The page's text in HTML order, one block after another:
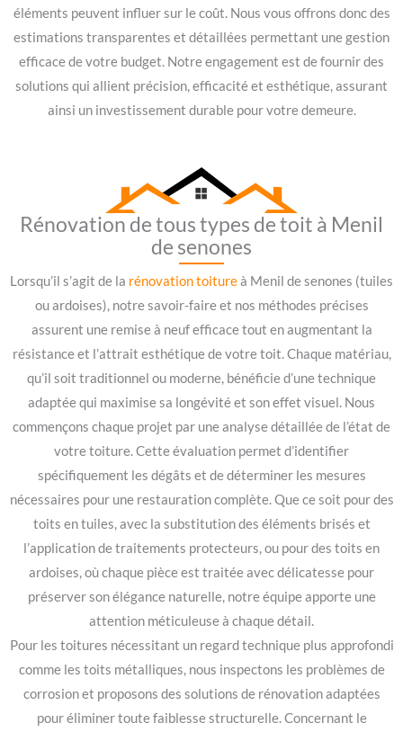
éléments peuvent influer sur le coût. Nous vous offrons donc des
estimations transparentes et détaillées permettant une gestion
efficace de votre budget. Notre engagement est de fournir des
solutions qui allient précision, efficacité et esthétique, assurant
ainsi un investissement durable pour votre demeure.
Rénovation de tous types de toit à Menil
de senones
Lorsqu’il s’agit de la rénovation toitureà Menil de senones (tuiles
ou ardoises), notre savoir-faire et nos méthodes précises
assurent une remise à neuf efficace tout en augmentant la
résistance et l’attrait esthétique de votre toit. Chaque matériau,
qu’il soit traditionnel ou moderne, bénéficie d’une technique
adaptée qui maximise sa longévité et son effet visuel. Nous
commençons chaque projet par une analyse détaillée de l’état de
votre toiture. Cette évaluation permet d’identifier
spécifiquement les dégâts et de déterminer les mesures
nécessaires pour une restauration complète. Que ce soit pour des
toits en tuiles, avec la substitution des éléments brisés et
l’application de traitements protecteurs, ou pour des toits en
ardoises, où chaque pièce est traitée avec délicatesse pour
préserver son élégance naturelle, notre équipe apporte une
attention méticuleuse à chaque détail.
Pour les toitures nécessitant un regard technique plus approfondi
comme les toits métalliques, nous inspectons les problèmes de
corrosion et proposons des solutions de rénovation adaptées
pour éliminer toute faiblesse structurelle. Concernant le